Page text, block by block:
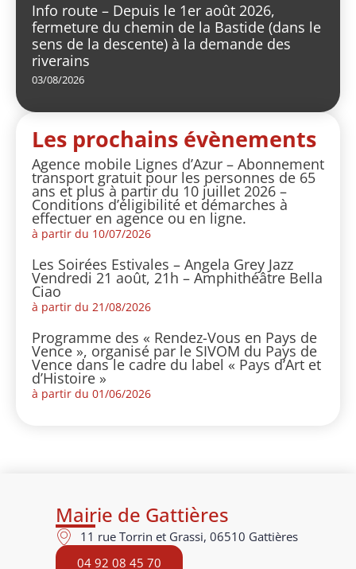
Info route – Depuis le 1er août 2026,
fermeture du chemin de la Bastide (dans le
sens de la descente) à la demande des
riverains
03/08/2026
Les prochains évènements
Agence mobile Lignes d’Azur – Abonnement
transport gratuit pour les personnes de 65
ans et plus à partir du 10 juillet 2026 –
Conditions d’éligibilité et démarches à
effectuer en agence ou en ligne.
à partir du 10/07/2026
Les Soirées Estivales – Angela Grey Jazz
Vendredi 21 août, 21h – Amphithéâtre Bella
Ciao
à partir du 21/08/2026
Programme des « Rendez-Vous en Pays de
Vence », organisé par le SIVOM du Pays de
Vence dans le cadre du label « Pays d’Art et
d’Histoire »
à partir du 01/06/2026
Mairie de Gattières
11 rue Torrin et Grassi, 06510 Gattières
04 92 08 45 70